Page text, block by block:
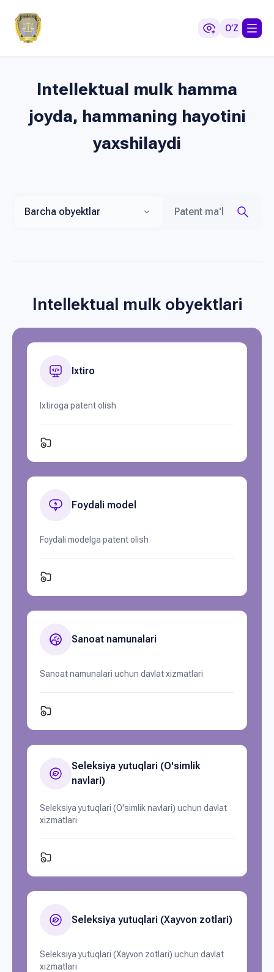
O’Z
Intellektual mulk hamma
joyda, hammaning hayotini
yaxshilaydi
Barcha obyektlar
Intellektual mulk obyektlari
Ixtiro
Ixtiroga patent olish
Foydali model
Foydali modelga patent olish
Sanoat namunalari
Sanoat namunalari uchun davlat xizmatlari
Seleksiya yutuqlari (O'simlik
navlari)
Seleksiya yutuqlari (O'simlik navlari) uchun davlat
xizmatlari
Seleksiya yutuqlari (Xayvon zotlari)
Seleksiya yutuqlari (Xayvon zotlari) uchun davlat
xizmatlari